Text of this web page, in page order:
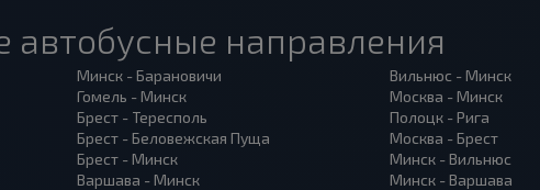
автобусные направления
Минск - Барановичи
Гомель - Минск
Брест - Тересполь
Брест - Беловежская Пуща
Брест - Минск
Варшава - Минск
Вильнюс - Минск
Москва - Минск
Полоцк - Рига
Москва - Брест
Минск - Вильнюс
Минск - Варшава